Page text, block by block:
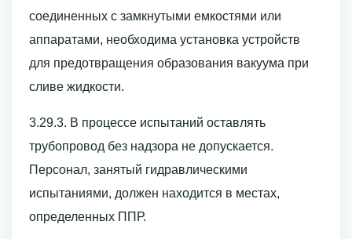
соединенных с замкнутыми емкостями или
аппаратами, необходима установка устройств
для предотвращения образования вакуума при
сливе жидкости.
3.29.3. В процессе испытаний оставлять
трубопровод без надзора не допускается.
Персонал, занятый гидравлическими
испытаниями, должен находится в местах,
определенных ППР.